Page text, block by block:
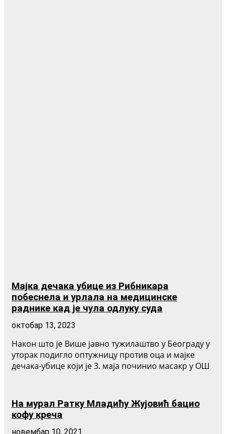
Мајка дечака убице из Рибникара
побеснела и урлала на медицинске
раднике кад је чула одлуку суда
октобар 13, 2023
Након што је Више јавно тужилаштво у Београду у
уторак подигло оптужницу против оца и мајке
дечака-убице који је 3. маја починио масакр у ОШ
На мурал Ратку Младићу Жујовић бацио
кофу креча
новембар 10, 2021